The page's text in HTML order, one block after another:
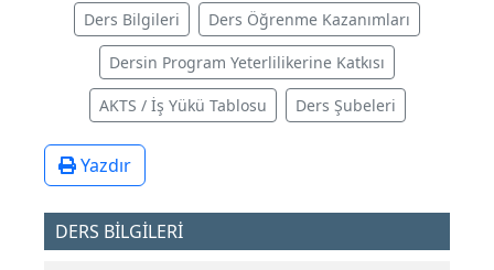
Ders Bilgileri Ders Öğrenme Kazanımları
Dersin Program Yeterlilikerine Katkısı
AKTS / İş Yükü Tablosu Ders Şubeleri
Yazdır
DERS BİLGİLERİ